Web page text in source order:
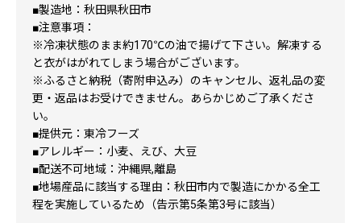
■製造地：秋田県秋田市
■注意事項：
※冷凍状態のまま約170℃の油で揚げて下さい。解凍する
と衣がはがれてしまう場合がございます。
※ふるさと納税（寄附申込み）のキャンセル、返礼品の変
更・返品はお受けできません。あらかじめご了承くださ
い。
■提供元：東冷フーズ
■アレルギー：小麦、えび、大豆
■配送不可地域：沖縄県,離島
■地場産品に該当する理由：秋田市内で製造にかかる全工
程を実施しているため（告示第5条第3号に該当）